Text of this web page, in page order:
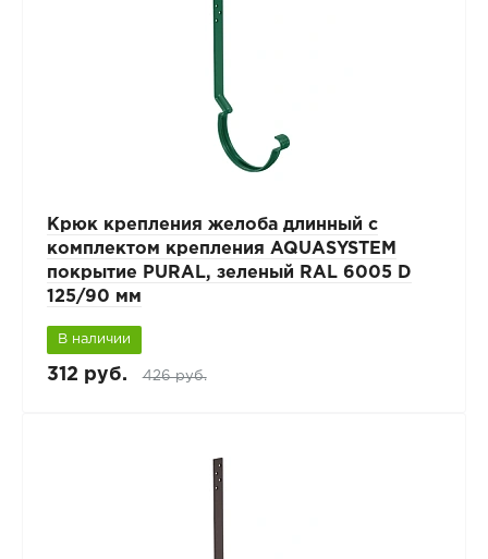
Крюк крепления желоба длинный с
комплектом крепления AQUASYSTEM
покрытие PURAL, зеленый RAL 6005 D
125/90 мм
В наличии
312 руб. 426 руб.